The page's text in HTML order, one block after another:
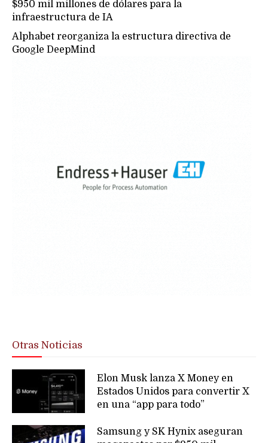
$950 mil millones de dólares para la
infraestructura de IA
Alphabet reorganiza la estructura directiva de
Google DeepMind
Otras Noticias
Elon Musk lanza X Money en
Estados Unidos para convertir X
en una “app para todo”
Samsung y SK Hynix aseguran